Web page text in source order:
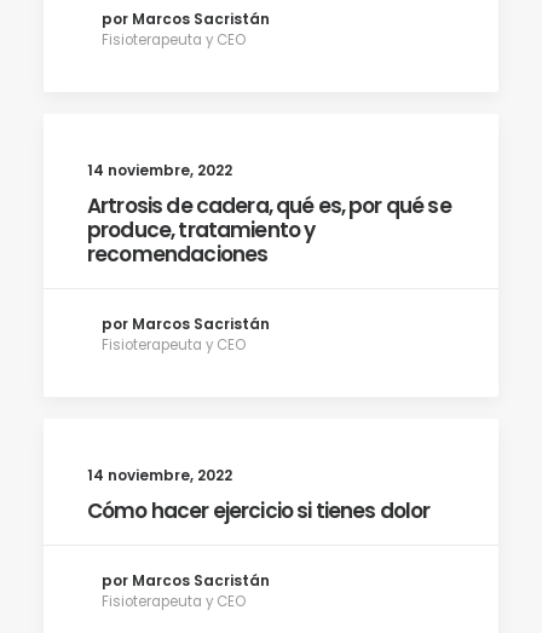
por Marcos Sacristán
Fisioterapeuta y CEO
14 noviembre, 2022
Artrosis de cadera, qué es, por qué se
produce, tratamiento y
recomendaciones
por Marcos Sacristán
Fisioterapeuta y CEO
14 noviembre, 2022
Cómo hacer ejercicio si tienes dolor
por Marcos Sacristán
Fisioterapeuta y CEO